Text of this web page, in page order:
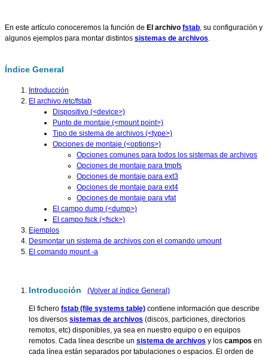
En este artículo conoceremos la función de El archivo fstab, su configuración y
algunos ejemplos para montar distintos sistemas de archivos.
Índice General
Introducción
El archivo /etc/fstab
Dispositivo (<device>)
Punto de montaje (<mount point>)
Tipo de sistema de archivos (<type>)
Opciones de montaje (<options>)
Opciones comunes para todos los sistemas de archivos
Opciones de montaje para tmpfs
Opciones de montaje para ext3
Opciones de montaje para ext4
Opciones de montaje para vfat
El campo dump (<dump>)
El campo fsck (<fsck>)
Ejemplos
Desmontar un sistema de archivos con el comando umount
El comando mount -a
Introducción (Volver al índice General)
El fichero fstab (file systems table) contiene información que describe
los diversos sistemas de archivos (discos, particiones, directorios
remotos, etc) disponibles, ya sea en nuestro equipo o en equipos
remotos. Cada línea describe un sistema de archivos y los campos en
cada línea están separados por tabulaciones o espacios. El orden de